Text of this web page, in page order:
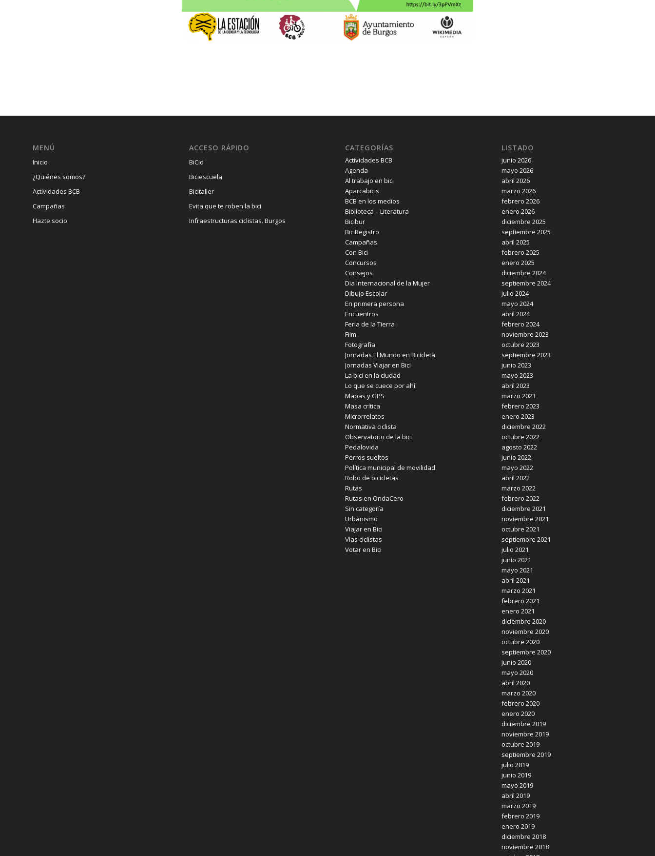
MENÚ
Inicio
¿Quiénes somos?
Actividades BCB
Campañas
Hazte socio
ACCESO RÁPIDO
BiCid
Biciescuela
Bicitaller
Evita que te roben la bici
Infraestructuras ciclistas. Burgos
CATEGORÍAS
Actividades BCB
Agenda
Al trabajo en bici
Aparcabicis
BCB en los medios
Biblioteca – Literatura
Bicibur
BiciRegistro
Campañas
Con Bici
Concursos
Consejos
Dia Internacional de la Mujer
Dibujo Escolar
En primera persona
Encuentros
Feria de la Tierra
Film
Fotografía
Jornadas El Mundo en Bicicleta
Jornadas Viajar en Bici
La bici en la ciudad
Lo que se cuece por ahí
Mapas y GPS
Masa crítica
Microrrelatos
Normativa ciclista
Observatorio de la bici
Pedalovida
Perros sueltos
Política municipal de movilidad
Robo de bicicletas
Rutas
Rutas en OndaCero
Sin categoría
Urbanismo
Viajar en Bici
Vías ciclistas
Votar en Bici
LISTADO
junio 2026
mayo 2026
abril 2026
marzo 2026
febrero 2026
enero 2026
diciembre 2025
septiembre 2025
abril 2025
febrero 2025
enero 2025
diciembre 2024
septiembre 2024
julio 2024
mayo 2024
abril 2024
febrero 2024
noviembre 2023
octubre 2023
septiembre 2023
junio 2023
mayo 2023
abril 2023
marzo 2023
febrero 2023
enero 2023
diciembre 2022
octubre 2022
agosto 2022
junio 2022
mayo 2022
abril 2022
marzo 2022
febrero 2022
diciembre 2021
noviembre 2021
octubre 2021
septiembre 2021
julio 2021
junio 2021
mayo 2021
abril 2021
marzo 2021
febrero 2021
enero 2021
diciembre 2020
noviembre 2020
octubre 2020
septiembre 2020
junio 2020
mayo 2020
abril 2020
marzo 2020
febrero 2020
enero 2020
diciembre 2019
noviembre 2019
octubre 2019
septiembre 2019
julio 2019
junio 2019
mayo 2019
abril 2019
marzo 2019
febrero 2019
enero 2019
diciembre 2018
noviembre 2018